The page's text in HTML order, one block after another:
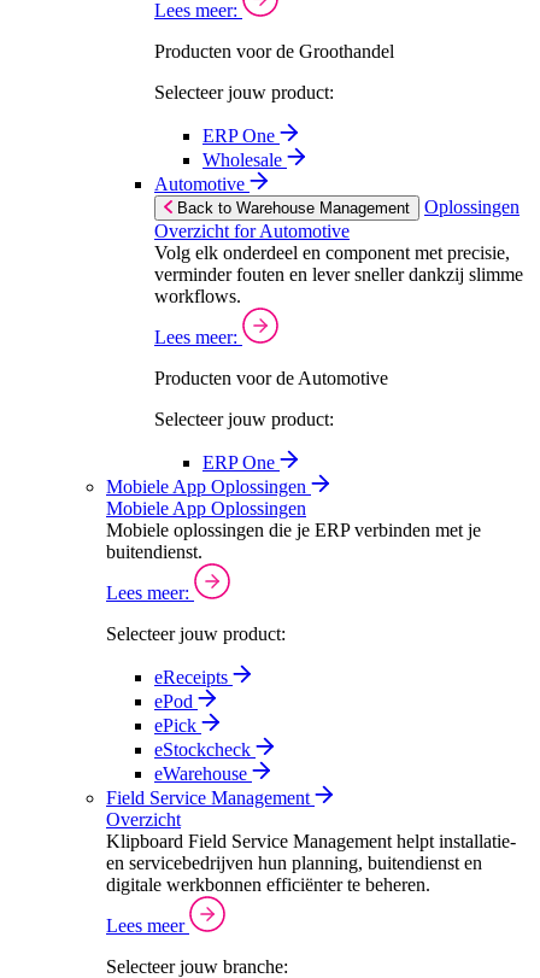
Lees meer:
Producten voor de Groothandel
Selecteer jouw product:
ERP One
Wholesale
Automotive
Back to Warehouse Management
Oplossingen
Overzicht for Automotive
Volg elk onderdeel en component met precisie,
verminder fouten en lever sneller dankzij slimme
workflows.
Lees meer:
Producten voor de Automotive
Selecteer jouw product:
ERP One
Mobiele App Oplossingen
Mobiele App Oplossingen
Mobiele oplossingen die je ERP verbinden met je
buitendienst.
Lees meer:
Selecteer jouw product:
eReceipts
ePod
ePick
eStockcheck
eWarehouse
Field Service Management
Overzicht
Klipboard Field Service Management helpt installatie-
en servicebedrijven hun planning, buitendienst en
digitale werkbonnen efficiënter te beheren.
Lees meer
Selecteer jouw branche: